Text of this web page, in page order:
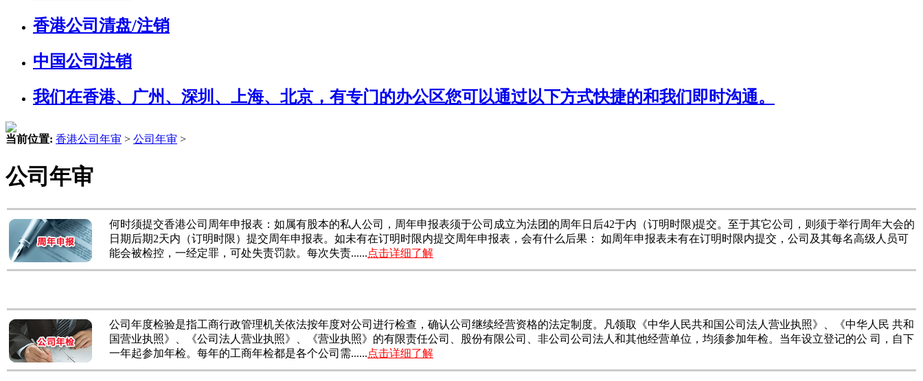
香港公司清盘/注销
中国公司注销
我们在香港、广州、深圳、上海、北京，有专门的办公区您可以通过以下方式快捷的和我们即时沟通。
当前位置: 香港公司年审 > 公司年审 >
公司年审
何时须提交香港公司周年申报表：如属有股本的私人公司，周年申报表须于公司成立为法团的周年日后42于内（订明时限)提交。至于其它公司，则须于举行周年大会的
日期后期2天内（订明时限）提交周年申报表。如未有在订明时限内提交周年申报表，会有什么后果： 如周年申报表未有在订明时限内提交，公司及其每名高级人员可
能会被检控，一经定罪，可处失责罚款。每次失责......点击详细了解
公司年度检验是指工商行政管理机关依法按年度对公司进行检查，确认公司继续经营资格的法定制度。凡领取《中华人民共和国公司法人营业执照》、《中华人民 共和
国营业执照》、《公司法人营业执照》、《营业执照》的有限责任公司、股份有限公司、非公司公司法人和其他经营单位，均须参加年检。当年设立登记的公 司，自下
一年起参加年检。每年的工商年检都是各个公司需......点击详细了解